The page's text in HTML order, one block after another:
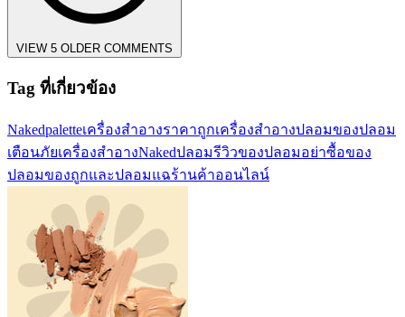
VIEW 5 OLDER COMMENTS
Tag ที่เกี่ยวข้อง
Nakedpaletteเครื่องสำอางราคาถูกเครื่องสำอางปลอมของปลอม
เตือนภัยเครื่องสำอางNakedปลอมรีวิวของปลอมอย่าซื้อของ
ปลอมของถูกและปลอมแฉร้านค้าออนไลน์